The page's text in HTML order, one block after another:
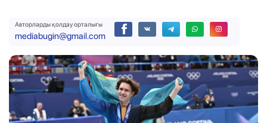
Авторларды қолдау орталығы
mediabugin@gmail.com